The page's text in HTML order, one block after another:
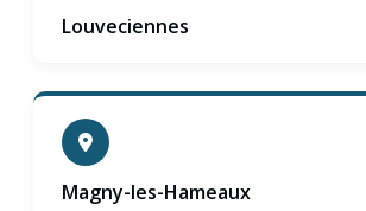
Louveciennes
Magny-les-Hameaux